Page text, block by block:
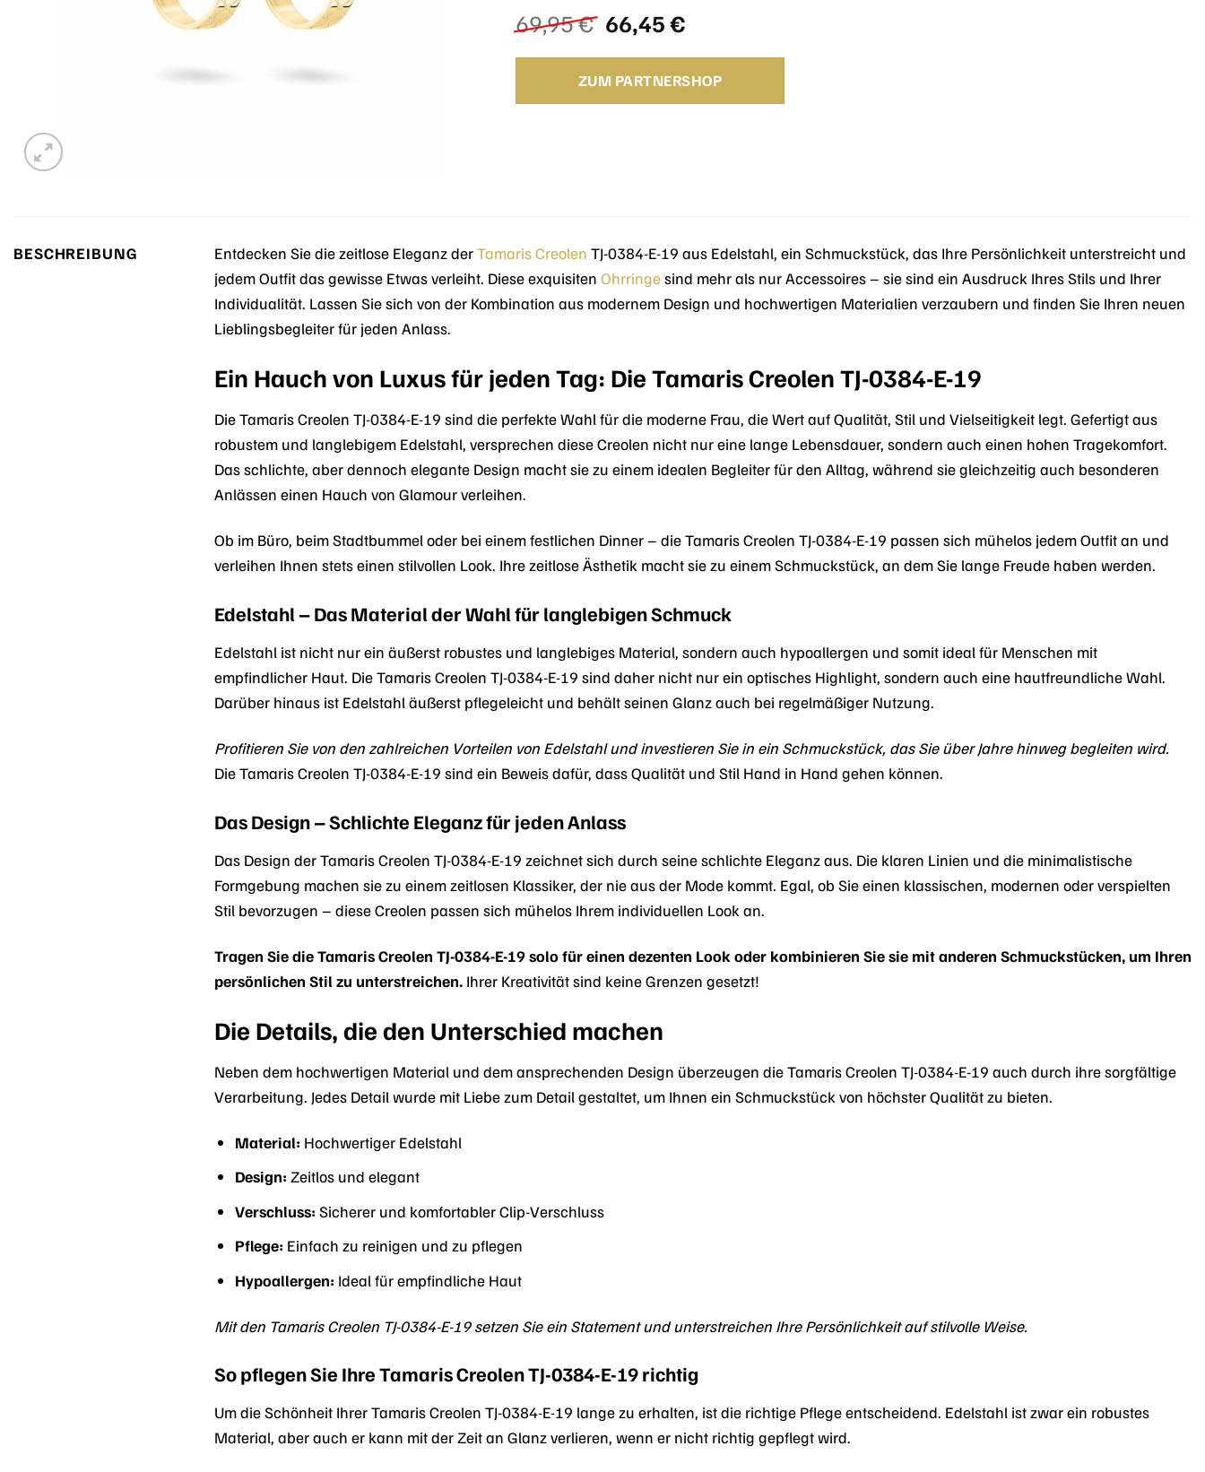
69,95€ Ursprünglicher
Preis
war:
69,95 €
66,45€Aktueller
ist:
66,45 €.
ZUM PARTNERSHOP
BESCHREIBUNG Entdecken Sie die zeitlose Eleganz derTamarisCreolen TJ-0384-E-19 aus Edelstahl, ein Schmuckstück, das Ihre Persönlichkeit unterstreicht und
jedem Outfit das gewisse Etwas verleiht. Diese exquisiten Ohrringesind mehr als nur Accessoires – sie sind ein Ausdruck Ihres Stils und Ihrer
Individualität. Lassen Sie sich von der Kombination aus modernem Design und hochwertigen Materialien verzaubern und finden Sie Ihren neuen
Lieblingsbegleiter für jeden Anlass.
Ein Hauch von Luxus für jeden Tag: Die Tamaris Creolen TJ-0384-E-19
Die Tamaris Creolen TJ-0384-E-19 sind die perfekte Wahl für die moderne Frau, die Wert auf Qualität, Stil und Vielseitigkeit legt. Gefertigt aus
robustem und langlebigem Edelstahl, versprechen diese Creolen nicht nur eine lange Lebensdauer, sondern auch einen hohen Tragekomfort.
Das schlichte, aber dennoch elegante Design macht sie zu einem idealen Begleiter für den Alltag, während sie gleichzeitig auch besonderen
Anlässen einen Hauch von Glamour verleihen.
Ob im Büro, beim Stadtbummel oder bei einem festlichen Dinner – die Tamaris Creolen TJ-0384-E-19 passen sich mühelos jedem Outfit an und
verleihen Ihnen stets einen stilvollen Look. Ihre zeitlose Ästhetik macht sie zu einem Schmuckstück, an dem Sie lange Freude haben werden.
Edelstahl – Das Material der Wahl für langlebigen Schmuck
Edelstahl ist nicht nur ein äußerst robustes und langlebiges Material, sondern auch hypoallergen und somit ideal für Menschen mit
empfindlicher Haut. Die Tamaris Creolen TJ-0384-E-19 sind daher nicht nur ein optisches Highlight, sondern auch eine hautfreundliche Wahl.
Darüber hinaus ist Edelstahl äußerst pflegeleicht und behält seinen Glanz auch bei regelmäßiger Nutzung.
Profitieren Sie von den zahlreichen Vorteilen von Edelstahl und investieren Sie in ein Schmuckstück, das Sie über Jahre hinweg begleiten wird.
Die Tamaris Creolen TJ-0384-E-19 sind ein Beweis dafür, dass Qualität und Stil Hand in Hand gehen können.
Das Design – Schlichte Eleganz für jeden Anlass
Das Design der Tamaris Creolen TJ-0384-E-19 zeichnet sich durch seine schlichte Eleganz aus. Die klaren Linien und die minimalistische
Formgebung machen sie zu einem zeitlosen Klassiker, der nie aus der Mode kommt. Egal, ob Sie einen klassischen, modernen oder verspielten
Stil bevorzugen – diese Creolen passen sich mühelos Ihrem individuellen Look an.
Tragen Sie die Tamaris Creolen TJ-0384-E-19 solo für einen dezenten Look oder kombinieren Sie sie mit anderen Schmuckstücken, um Ihren
persönlichen Stil zu unterstreichen. Ihrer Kreativität sind keine Grenzen gesetzt!
Die Details, die den Unterschied machen
Neben dem hochwertigen Material und dem ansprechenden Design überzeugen die Tamaris Creolen TJ-0384-E-19 auch durch ihre sorgfältige
Verarbeitung. Jedes Detail wurde mit Liebe zum Detail gestaltet, um Ihnen ein Schmuckstück von höchster Qualität zu bieten.
Material: Hochwertiger Edelstahl
Design: Zeitlos und elegant
Verschluss: Sicherer und komfortabler Clip-Verschluss
Pflege: Einfach zu reinigen und zu pflegen
Hypoallergen: Ideal für empfindliche Haut
Mit den Tamaris Creolen TJ-0384-E-19 setzen Sie ein Statement und unterstreichen Ihre Persönlichkeit auf stilvolle Weise.
So pflegen Sie Ihre Tamaris Creolen TJ-0384-E-19 richtig
Um die Schönheit Ihrer Tamaris Creolen TJ-0384-E-19 lange zu erhalten, ist die richtige Pflege entscheidend. Edelstahl ist zwar ein robustes
Material, aber auch er kann mit der Zeit an Glanz verlieren, wenn er nicht richtig gepflegt wird.